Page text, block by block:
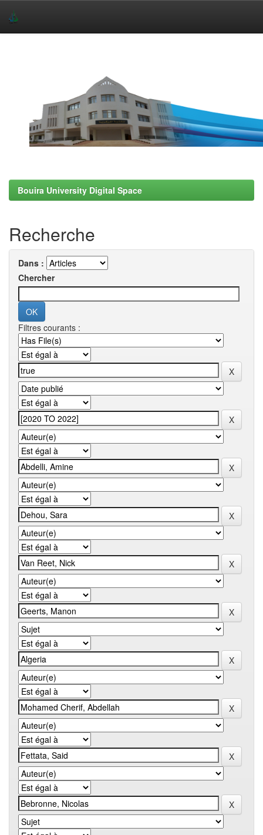
Bouira University Digital Space
Recherche
Dans :
Chercher
Filtres courants :